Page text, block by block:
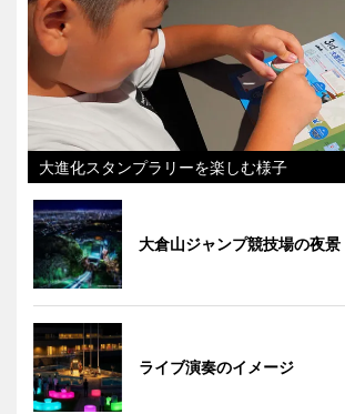
大進化スタンプラリーを楽しむ様子
大倉山ジャンプ競技場の夜景
ライブ演奏のイメージ